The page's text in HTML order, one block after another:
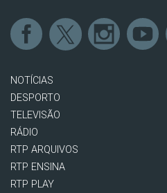
NOTÍCIAS
DESPORTO
TELEVISÃO
RÁDIO
RTP ARQUIVOS
RTP ENSINA
RTP PLAY